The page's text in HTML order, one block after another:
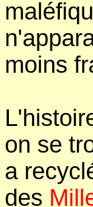
moins
on se
a
des